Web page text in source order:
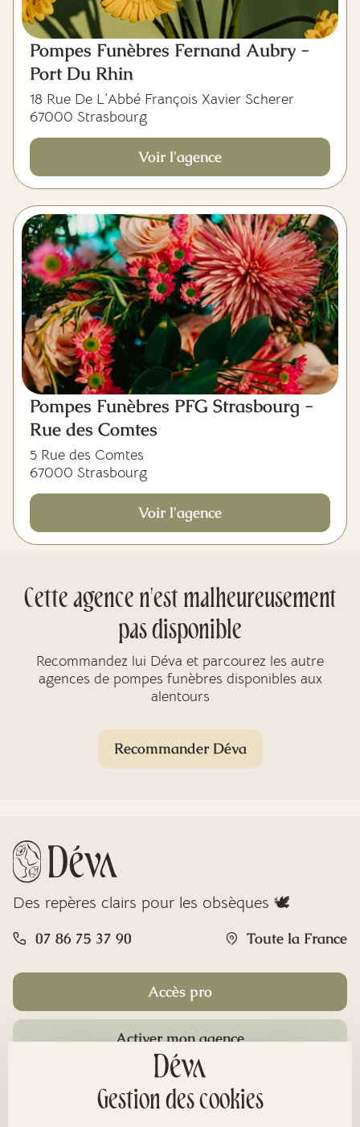
Pompes Funèbres Fernand Aubry -
Port Du Rhin
18 Rue De L’Abbé François Xavier Scherer
67000 Strasbourg
Voir l'agence
Pompes Funèbres PFG Strasbourg -
Rue des Comtes
5 Rue des Comtes
67000 Strasbourg
Voir l'agence
Cette agence n'est malheureusement
pas disponible
Recommandez lui Déva et parcourez les autre
agences de pompes funèbres disponibles aux
alentours
Recommander Déva
Des repères clairs pour les obsèques 🕊️
07 86 75 37 90 Toute la France
Accès pro
Activer mon agence
Gestion des cookies